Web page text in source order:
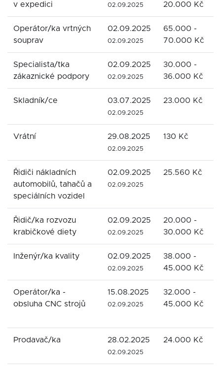
v expedici
02.09.2025
20.000 Kč
Operátor/ka vrtných
souprav
02.09.2025
02.09.2025
65.000 -
70.000 Kč
Specialista/tka
zákaznické podpory
02.09.2025
02.09.2025
30.000 -
36.000 Kč
Skladník/ce 03.07.2025
02.09.2025
23.000 Kč
Vrátní 29.08.2025
02.09.2025
130 Kč
Řidiči nákladních
automobilů, tahačů a
speciálních vozidel
02.09.2025
02.09.2025
25.560 Kč
Řidič/ka rozvozu
krabičkové diety
02.09.2025
02.09.2025
20.000 -
30.000 Kč
Inženýr/ka kvality 02.09.2025
02.09.2025
38.000 -
45.000 Kč
Operátor/ka -
obsluha CNC strojů
15.08.2025
02.09.2025
32.000 -
45.000 Kč
Prodavač/ka 28.02.2025
02.09.2025
24.000 Kč